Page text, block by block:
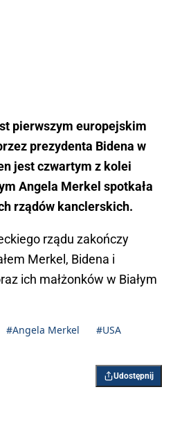
pierwszym europejskim
prezydenta Bidena w
jest czwartym z kolei
Angela Merkel spotkała
rządów kanclerskich.
rządu zakończy
Merkel, Bidena i
ich małżonków w Białym
#Angela Merkel
#USA
Udostępnij